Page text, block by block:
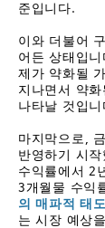
준입니다.
이와 더불어
어든 상태입
제가 약화될
지나면서 약
나타날 것입니
마지막으로,
반영하기 시
수익률에서 2
3개월물 수익
의 매파적 태도
는 시장 예상